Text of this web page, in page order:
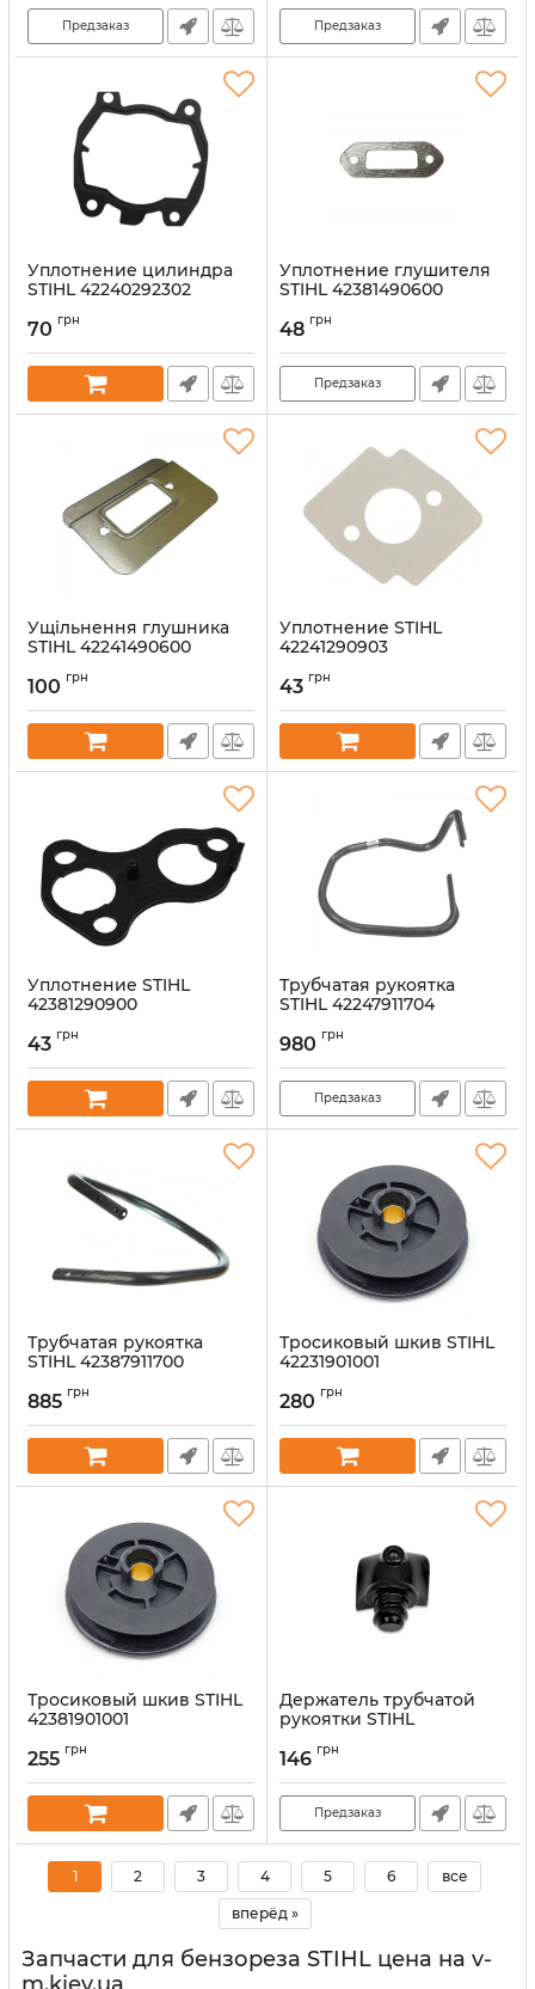
Предзаказ Предзаказ
Уплотнение цилиндра
STIHL 42240292302
70 грн
Уплотнение глушителя
STIHL 42381490600
48 грн
Предзаказ
Ущільнення глушника
STIHL 42241490600
100 грн
Уплотнение STIHL
42241290903
43 грн
Уплотнение STIHL
42381290900
43 грн
Трубчатая рукоятка
STIHL 42247911704
980 грн
Предзаказ
Трубчатая рукоятка
STIHL 42387911700
885 грн
Тросиковый шкив STIHL
42231901001
280 грн
Тросиковый шкив STIHL
42381901001
255 грн
Держатель трубчатой
рукоятки STIHL
Артикул:
146 грн
Предзаказ
1 2 3 4 5 6 все
вперёд »
Запчасти для бензореза STIHL цена на v-